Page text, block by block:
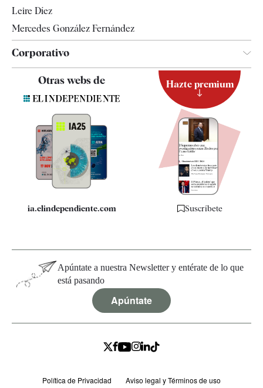
Leire Díez
Mercedes González Fernández
Corporativo
Contacto
Quiénes somos
Especificaciones
Otras webs de
ia.elindependiente.com
Hazte premium
Suscríbete
Apúntate a nuestra Newsletter y entérate de lo que
está pasando
Apúntate
Política de Privacidad Aviso legal y Términos de uso